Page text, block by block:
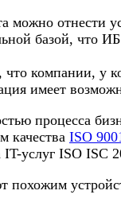
можно отнести
базой, что
что компании, у
имеет
процесса
качества ISO
IT-услуг ISO ISC
похожим